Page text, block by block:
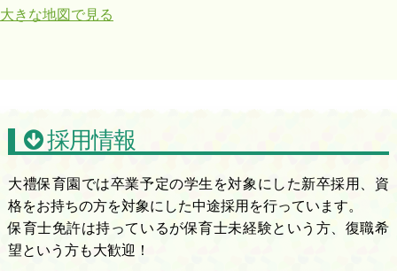
大きな地図で見る
採用情報
大禮保育園では卒業予定の学生を対象にした新卒採用、資
格をお持ちの方を対象にした中途採用を行っています。
保育士免許は持っているが保育士未経験という方、復職希
望という方も大歓迎！